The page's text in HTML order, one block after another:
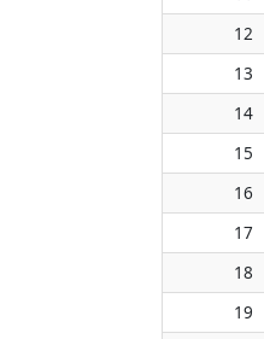
12
13
14
15
16
17
18
19